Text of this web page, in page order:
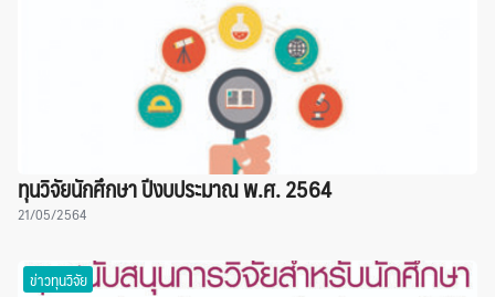
ทุนวิจัยนักศึกษา ปีงบประมาณ พ.ศ. 2564
21/05/2564
ข่าวทุนวิจัย